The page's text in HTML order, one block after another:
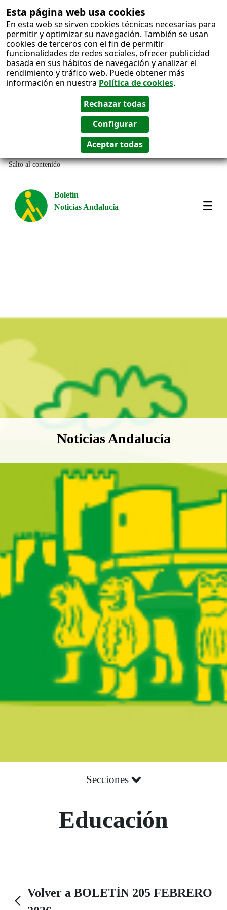
Esta página web usa cookies
En esta web se sirven cookies técnicas necesarias para
permitir y optimizar su navegación. También se usan
cookies de terceros con el fin de permitir
funcionalidades de redes sociales, ofrecer publicidad
basada en sus hábitos de navegación y analizar el
rendimiento y tráfico web. Puede obtener más
información en nuestra Política de cookies.
Salto al contenido
Boletín
Noticias Andalucía
Boletín Noticias Andalucía
Noticias Andalucía
Secciones
Educación
Volver a BOLETÍN 205 FEBRERO